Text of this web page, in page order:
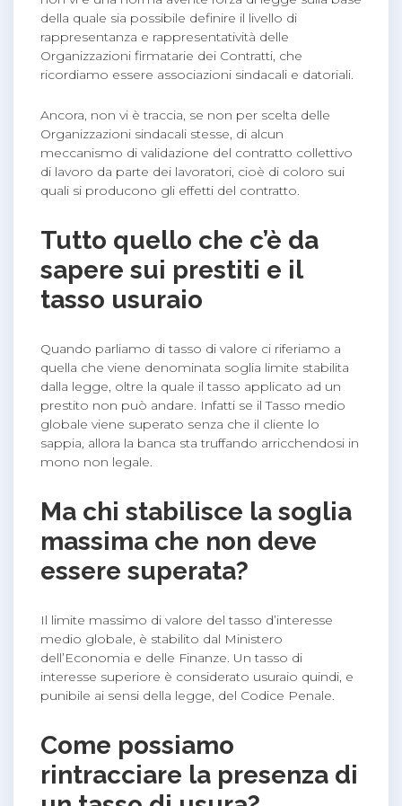
della quale sia possibile definire il livello di
rappresentanza e rappresentatività delle
Organizzazioni firmatarie dei Contratti, che
ricordiamo essere associazioni sindacali e datoriali.
Ancora, non vi è traccia, se non per scelta delle
Organizzazioni sindacali stesse, di alcun
meccanismo di validazione del contratto collettivo
di lavoro da parte dei lavoratori, cioè di coloro sui
quali si producono gli effetti del contratto.
Tutto quello che c’è da
sapere sui prestiti e il
tasso usuraio
Quando parliamo di tasso di valore ci riferiamo a
quella che viene denominata soglia limite stabilita
dalla legge, oltre la quale il tasso applicato ad un
prestito non può andare. Infatti se il Tasso medio
globale viene superato senza che il cliente lo
sappia, allora la banca sta truffando arricchendosi in
mono non legale.
Ma chi stabilisce la soglia
massima che non deve
essere superata?
Il limite massimo di valore del tasso d’interesse
medio globale, è stabilito dal Ministero
dell’Economia e delle Finanze. Un tasso di
interesse superiore è considerato usuraio quindi, e
punibile ai sensi della legge, del Codice Penale.
Come possiamo
rintracciare la presenza di